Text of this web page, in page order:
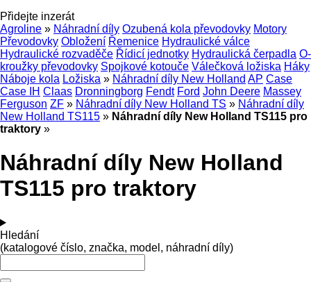
Přidejte inzerát
Agroline » Náhradní díly Ozubená kola převodovky Motory
Převodovky Obložení Řemenice Hydraulické válce
Hydraulické rozvaděče Řídicí jednotky Hydraulická čerpadla O-
kroužky převodovky Spojkové kotouče Válečková ložiska Háky
Náboje kola Ložiska » Náhradní díly New Holland AP Case
Case IH Claas Dronningborg Fendt Ford John Deere Massey
Ferguson ZF » Náhradní díly New Holland TS » Náhradní díly
New Holland TS115 » Náhradní díly New Holland TS115 pro
traktory »
Náhradní díly New Holland
TS115 pro traktory
Hledání
(katalogové číslo, značka, model, náhradní díly)